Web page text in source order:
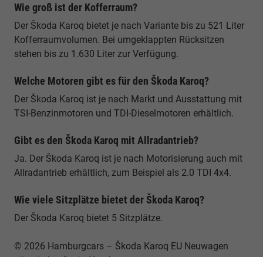
Wie groß ist der Kofferraum?
Der Škoda Karoq bietet je nach Variante bis zu 521 Liter
Kofferraumvolumen. Bei umgeklappten Rücksitzen
stehen bis zu 1.630 Liter zur Verfügung.
Welche Motoren gibt es für den Škoda Karoq?
Der Škoda Karoq ist je nach Markt und Ausstattung mit
TSI-Benzinmotoren und TDI-Dieselmotoren erhältlich.
Gibt es den Škoda Karoq mit Allradantrieb?
Ja. Der Škoda Karoq ist je nach Motorisierung auch mit
Allradantrieb erhältlich, zum Beispiel als 2.0 TDI 4x4.
Wie viele Sitzplätze bietet der Škoda Karoq?
Der Škoda Karoq bietet 5 Sitzplätze.
© 2026 Hamburgcars – Škoda Karoq EU Neuwagen